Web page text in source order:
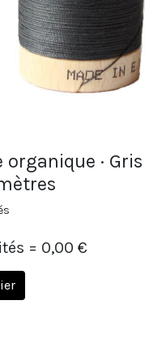
·
= 0,00 €